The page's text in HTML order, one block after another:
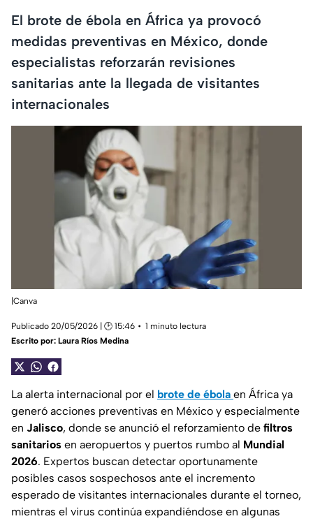
El brote de ébola en África ya provocó
medidas preventivas en México, donde
especialistas reforzarán revisiones
sanitarias ante la llegada de visitantes
internacionales
|Canva
Publicado 20/05/2026 | 🕑 15:46
1 minuto lectura
Escrito por: Laura Ríos Medina
La alerta internacional por el brote de ébola en África ya
generó acciones preventivas en México y especialmente
en Jalisco, donde se anunció el reforzamiento de filtros
sanitarios en aeropuertos y puertos rumbo al Mundial
2026. Expertos buscan detectar oportunamente
posibles casos sospechosos ante el incremento
esperado de visitantes internacionales durante el torneo,
mientras el virus continúa expandiéndose en algunas